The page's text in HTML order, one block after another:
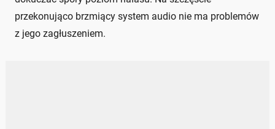
przekonująco brzmiący system audio nie ma problemów
z jego zagłuszeniem.